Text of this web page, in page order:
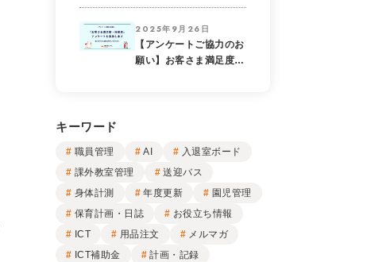
2025年9月26日
【アンケートご協力のお
願い】お客さま満足度・
キーワード
職員管理 AI
入退室ボード
課外教室管理
送迎バス
身体計測
年度更新
園児管理
保育計画・日誌
お役立ち情報
ICT
用品注文
メルマガ
ICT補助金
計画・記録